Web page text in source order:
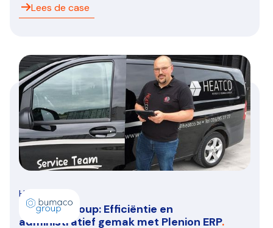
Lees de case
HVAC/R
Bumaco Group: Efficiëntie en
administratief gemak met Plenion ERP.